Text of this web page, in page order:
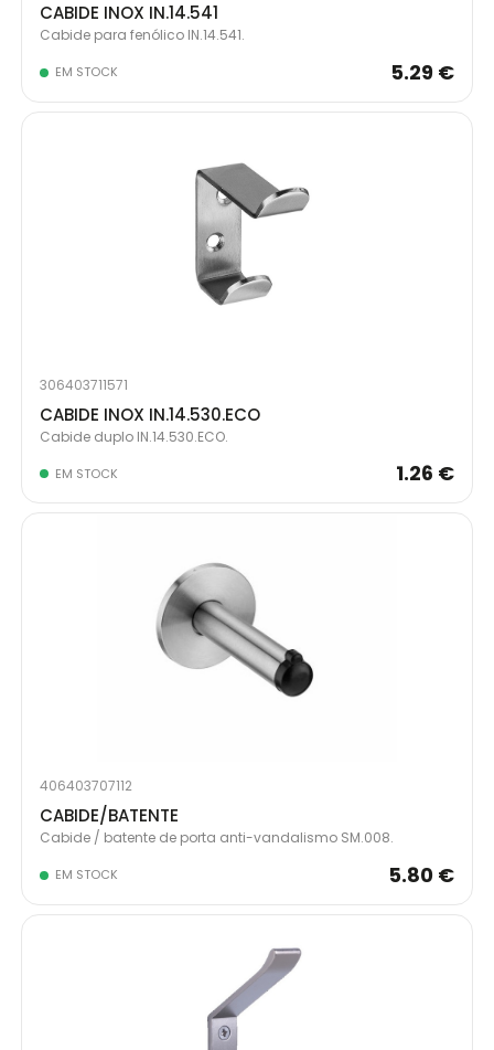
CABIDE INOX IN.14.541
Cabide para fenólico IN.14.541.
EM STOCK 5.29 €
306403711571
CABIDE INOX IN.14.530.ECO
Cabide duplo IN.14.530.ECO.
EM STOCK 1.26 €
406403707112
CABIDE/BATENTE
Cabide / batente de porta anti-vandalismo SM.008.
EM STOCK 5.80 €